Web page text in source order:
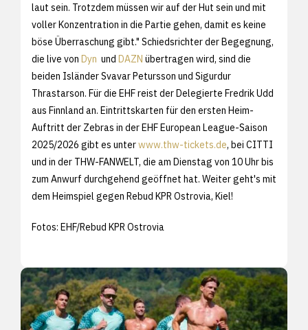
laut sein. Trotzdem müssen wir auf der Hut sein und mit
voller Konzentration in die Partie gehen, damit es keine
böse Überraschung gibt." Schiedsrichter der Begegnung,
die live von Dyn und DAZN übertragen wird, sind die
beiden Isländer Svavar Petursson und Sigurdur
Thrastarson. Für die EHF reist der Delegierte Fredrik Udd
aus Finnland an. Eintrittskarten für den ersten Heim-
Auftritt der Zebras in der EHF European League-Saison
2025/2026 gibt es unterwww.thw-tickets.de, bei CITTI
und in der THW-FANWELT, die am Dienstag von 10 Uhr bis
zum Anwurf durchgehend geöffnet hat. Weiter geht's mit
dem Heimspiel gegen Rebud KPR Ostrovia, Kiel!
Fotos: EHF/Rebud KPR Ostrovia